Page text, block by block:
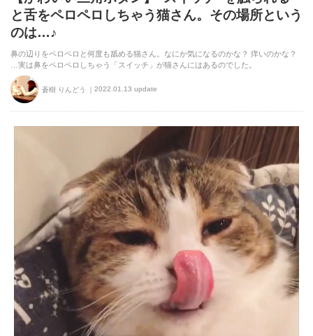
と舌をペロペロしちゃう猫さん。その場所という
のは…♪
鼻の辺りをペロペロと何度も舐める猫さん。なにか気になるのかな？ 痒いのかな？
…実は鼻をペロペロしちゃう「スイッチ」が猫さんにはあるのでした。
蒼樹 りんどう 2022.01.13 update